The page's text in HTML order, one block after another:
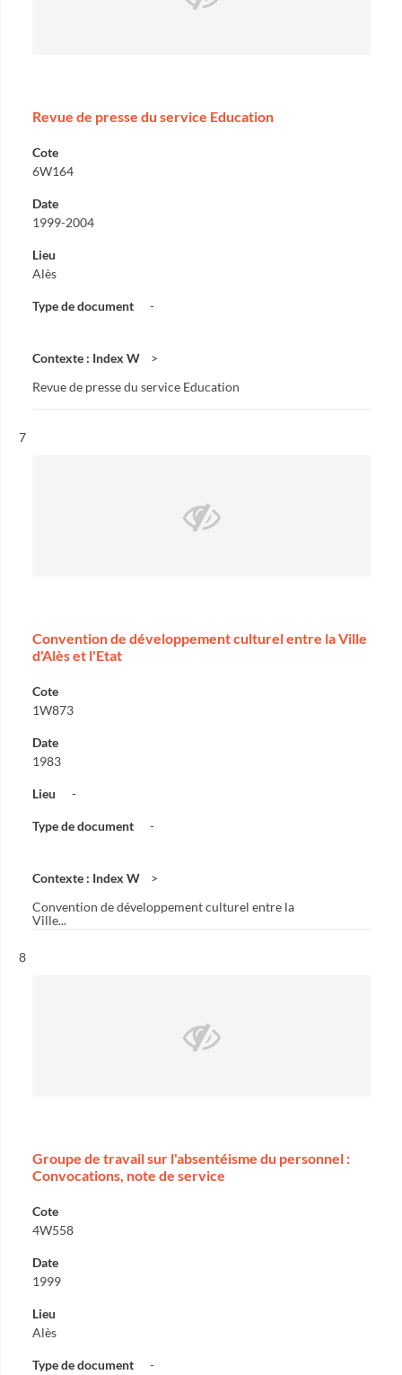
Revue de presse du service Education
Cote
6W164
Date
1999-2004
Lieu
Alès
Type de document -
Contexte : Index W
Revue de presse du service Education
Résultat n°
7
Convention de développement culturel entre la Ville
d'Alès et l'Etat
Cote
1W873
Date
1983
Lieu -
Type de document -
Contexte : Index W
Convention de développement culturel entre la
Ville...
Résultat n°
8
Groupe de travail sur l'absentéisme du personnel :
Convocations, note de service
Cote
4W558
Date
1999
Lieu
Alès
Type de document -